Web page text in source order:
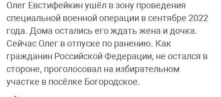
Олег Евстифейкин ушёл в зону проведения
специальной военной операции в сентябре 2022
года. Дома остались его ждать жена и дочка.
Сейчас Олег в отпуске по ранению. Как
гражданин Российской Федерации, не остался в
стороне, проголосовал на избирательном
участке в посёлке Богородское.